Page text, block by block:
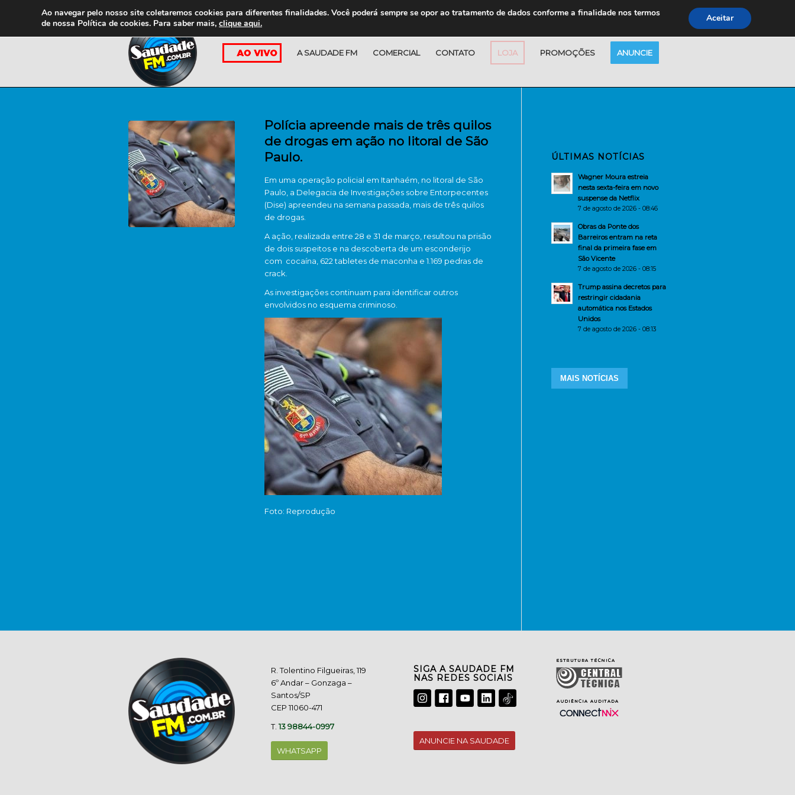
A SAUDADE FM COMERCIAL CONTATO LOJA PROMOÇÕES ANUNCIE
Polícia apreende mais de três quilos
de drogas em ação no litoral de São
Paulo.
Em uma operação policial em Itanhaém, no litoral de São
Paulo, a Delegacia de Investigações sobre Entorpecentes
(Dise) apreendeu na semana passada, mais de três quilos
de drogas.
A ação, realizada entre 28 e 31 de março, resultou na prisão
de dois suspeitos e na descoberta de um esconderijo
com cocaína, 622 tabletes de maconha e 1.169 pedras de
crack.
As investigações continuam para identificar outros
envolvidos no esquema criminoso.
Foto: Reprodução
ÚLTIMAS NOTÍCIAS
Wagner Moura estreia
nesta sexta-feira em novo
suspense da Netflix
7 de agosto de 2026 - 08:46
Obras da Ponte dos
Barreiros entram na reta
final da primeira fase em
São Vicente
7 de agosto de 2026 - 08:15
Trump assina decretos para
restringir cidadania
automática nos Estados
Unidos
7 de agosto de 2026 - 08:13
MAIS NOTÍCIAS
R. Tolentino Filgueiras, 119
6º Andar – Gonzaga –
Santos/SP
CEP 11060-471
T.13 98844-0997
WHATSAPP
SIGA A SAUDADE FM
NAS REDES SOCIAIS
ANUNCIE NA SAUDADE
Ao navegar pelo nosso site coletaremos cookies para diferentes finalidades. Você poderá sempre se opor ao tratamento de dados conforme a finalidade nos termos
de nossa Política de cookies. Para saber mais, clique aqui. Aceitar